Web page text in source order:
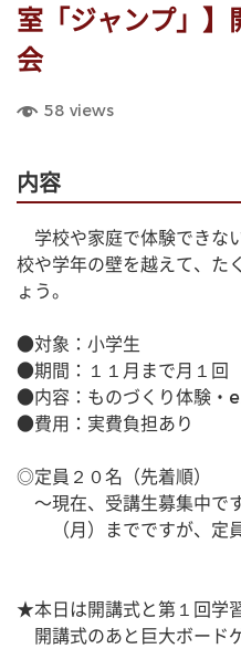
室「ジャンプ」】
会
58 views
内容
学校や家庭で体験できな
校や学年の壁を越えて、た
ょう。
●対象：小学生
●期間：１１月まで月１回
●内容：ものづくり体験・
●費用：実費負担あり
◎定員２０名（先着順）
〜現在、受講生募集中で
（月）までですが、定員
★本日は開講式と第１回学
開講式のあと巨大ボード